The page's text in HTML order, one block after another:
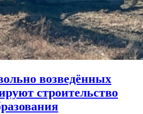
возведённых
строительство